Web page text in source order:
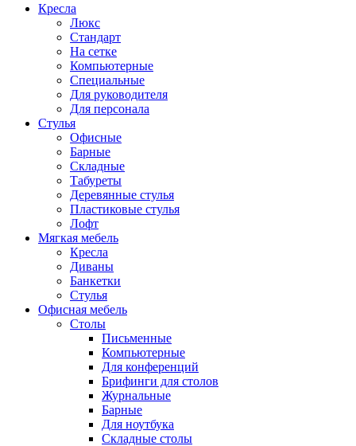
Кресла
Люкс
Стандарт
На сетке
Компьютерные
Специальные
Для руководителя
Для персонала
Стулья
Офисные
Барные
Складные
Табуреты
Деревянные стулья
Пластиковые стулья
Лофт
Мягкая мебель
Кресла
Диваны
Банкетки
Стулья
Офисная мебель
Столы
Письменные
Компьютерные
Для конференций
Брифинги для столов
Журнальные
Барные
Для ноутбука
Складные столы